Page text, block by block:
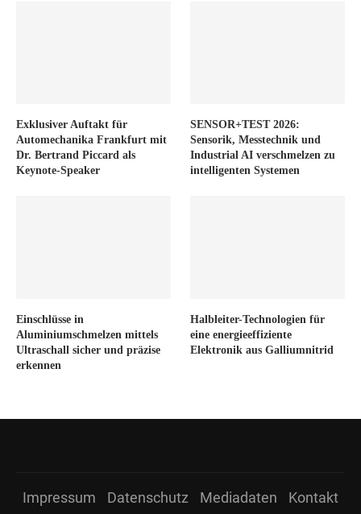
Exklusiver Auftakt für
Automechanika Frankfurt mit
Dr. Bertrand Piccard als
Keynote-Speaker
SENSOR+TEST 2026:
Sensorik, Messtechnik und
Industrial AI verschmelzen zu
intelligenten Systemen
Einschlüsse in
Aluminiumschmelzen mittels
Ultraschall sicher und präzise
erkennen
Halbleiter-Technologien für
eine energieeffiziente
Elektronik aus Galliumnitrid
Impressum Datenschutz Mediadaten Kontakt